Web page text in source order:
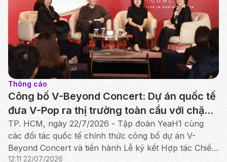
Thông cáo
Công bố V-Beyond Concert: Dự án quốc tế
đưa V-Pop ra thị trường toàn cầu với chặng
đầu tiên tại Bắc Mỹ
TP. HCM, ngày 22/7/2026 - Tập đoàn YeaH1 cùng
các đối tác quốc tế chính thức công bố dự án V-
Beyond Concert và tiến hành Lễ ký kết Hợp tác Chiến
lược giữa YeaH1, iMe Entertainment Group và AlphaZ.
12:11 22/07/2026